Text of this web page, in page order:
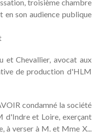
troisième chambre
son audience publique
et Chevallier, avocat aux
de production d'HLM
condamné la société
d'Indre et Loire, exerçant
à verser à M. et Mme X...